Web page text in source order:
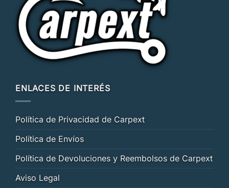
ENLACES DE INTERÉS
Política de Privacidad de Carpext
Política de Envíos
Política de Devoluciones y Reembolsos de Carpext
Aviso Legal